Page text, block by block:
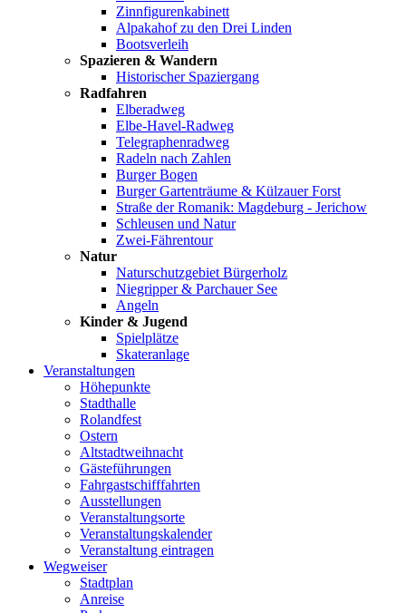
Zinnfigurenkabinett
Alpakahof zu den Drei Linden
Bootsverleih
Spazieren & Wandern
Historischer Spaziergang
Radfahren
Elberadweg
Elbe-Havel-Radweg
Telegraphenradweg
Radeln nach Zahlen
Burger Bogen
Burger Gartenträume & Külzauer Forst
Straße der Romanik: Magdeburg - Jerichow
Schleusen und Natur
Zwei-Fährentour
Natur
Naturschutzgebiet Bürgerholz
Niegripper & Parchauer See
Angeln
Kinder & Jugend
Spielplätze
Skateranlage
Veranstaltungen
Höhepunkte
Stadthalle
Rolandfest
Ostern
Altstadtweihnacht
Gästeführungen
Fahrgastschifffahrten
Ausstellungen
Veranstaltungsorte
Veranstaltungskalender
Veranstaltung eintragen
Wegweiser
Stadtplan
Anreise